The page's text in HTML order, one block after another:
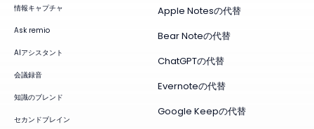
情報キャプチャ
Ask remio
AIアシスタント
会議録音
知識のブレンド
セカンドブレイン
Apple Notesの代替
Bear Noteの代替
ChatGPTの代替
Evernoteの代替
Google Keepの代替